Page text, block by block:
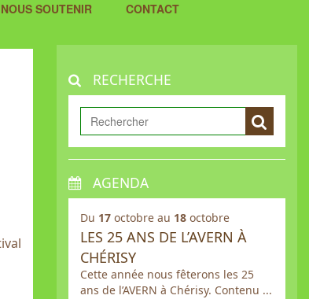
NOUS SOUTENIR CONTACT
RECHERCHE
AGENDA
Du 17 octobre au 18 octobre
LES 25 ANS DE L’AVERN À
CHÉRISY
Cette année nous fêterons les 25
ans de l’AVERN à Chérisy. Contenu ...